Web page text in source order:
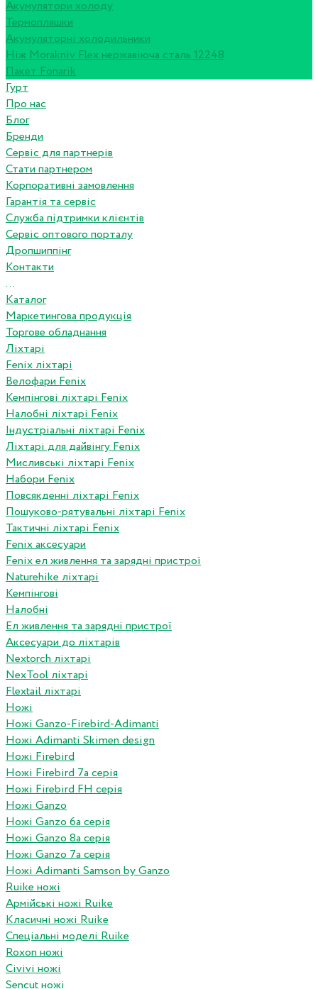
Акумулятори холоду
Термопляшки
Акумуляторні холодильники
Ніж Morakniv Flex нержавіюча сталь 12248
Пакет Fonarik
Гурт
Про нас
Блог
Бренди
Сервіс для партнерів
Стати партнером
Корпоративні замовлення
Гарантія та сервіс
Служба підтримки клієнтів
Сервіс оптового порталу
Дропшиппінг
Контакти
...
Каталог
Маркетингова продукція
Торгове обладнання
Ліхтарі
Fenix ліхтарі
Велофари Fenix
Кемпінгові ліхтарі Fenix
Налобні ліхтарі Fenix
Індустріальні ліхтарі Fenix
Ліхтарі для дайвінгу Fenix
Мисливські ліхтарі Fenix
Набори Fenix
Повсякденні ліхтарі Fenix
Пошуково-рятувальні ліхтарі Fenix
Тактичні ліхтарі Fenix
Fenix аксесуари
Fenix ел живлення та зарядні пристрої
Naturehike ліхтарі
Кемпінгові
Налобні
Ел живлення та зарядні пристрої
Аксесуари до ліхтарів
Nextorch ліхтарі
NexTool ліхтарі
Flextail ліхтарі
Ножі
Ножі Ganzo-Firebird-Adimanti
Ножі Adimanti Skimen design
Ножі Firebird
Ножі Firebird 7а серія
Ножі Firebird FH серія
Ножі Ganzo
Ножі Ganzo 6а серія
Ножі Ganzo 8а серія
Ножі Ganzo 7а серія
Ножі Adimanti Samson by Ganzo
Ruike ножі
Армійські ножі Ruike
Класичні ножі Ruike
Спеціальні моделі Ruike
Roxon ножi
Civivi ножі
Sencut ножі